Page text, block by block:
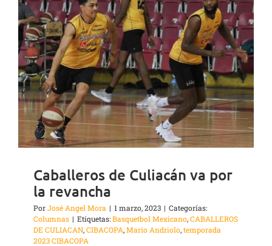
Caballeros de Culiacán va por
la revancha
PorJosé Angel Mora | 1 marzo, 2023 | Categorías:
Columnas | Etiquetas:Basquetbol Mexicano,CABALLEROS
DE CULIACAN,CIBACOPA,Mario Andriolo,temporada
2023 CIBACOPA